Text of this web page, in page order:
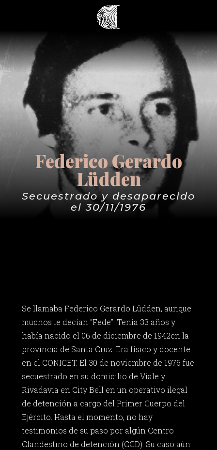
Federico Gerardo
Lüdden
Secuestrado y desaparecido
el 30/11/1976
Se llamaba Federico Gerardo Lüdden, aunque
muchos le decían “Fede”. Tenía 33 años y
había nacido el 06 de diciembre de 1942en la
provincia de Santa Cruz. Era físico y docente
en el CONICET. El 30 de noviembre de 1976 fue
secuestrado en su domicilio de Viale y
Rivadavia en City Bell en un operativo ilegal
de detención a cargo del Primer Cuerpo del
Ejército. Hasta el momento, no hay
testimonios de su paso por algún Centro
Clandestino de detención (CCD). Su caso aún